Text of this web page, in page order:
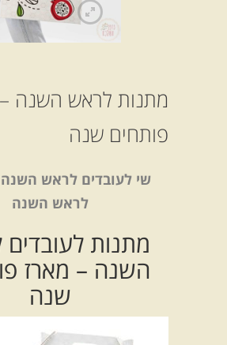
מתנות לראש השנה
פותחים שנה
שי לעובדים לראש
לראש השנה
מתנות
השנה – מארז
שנה